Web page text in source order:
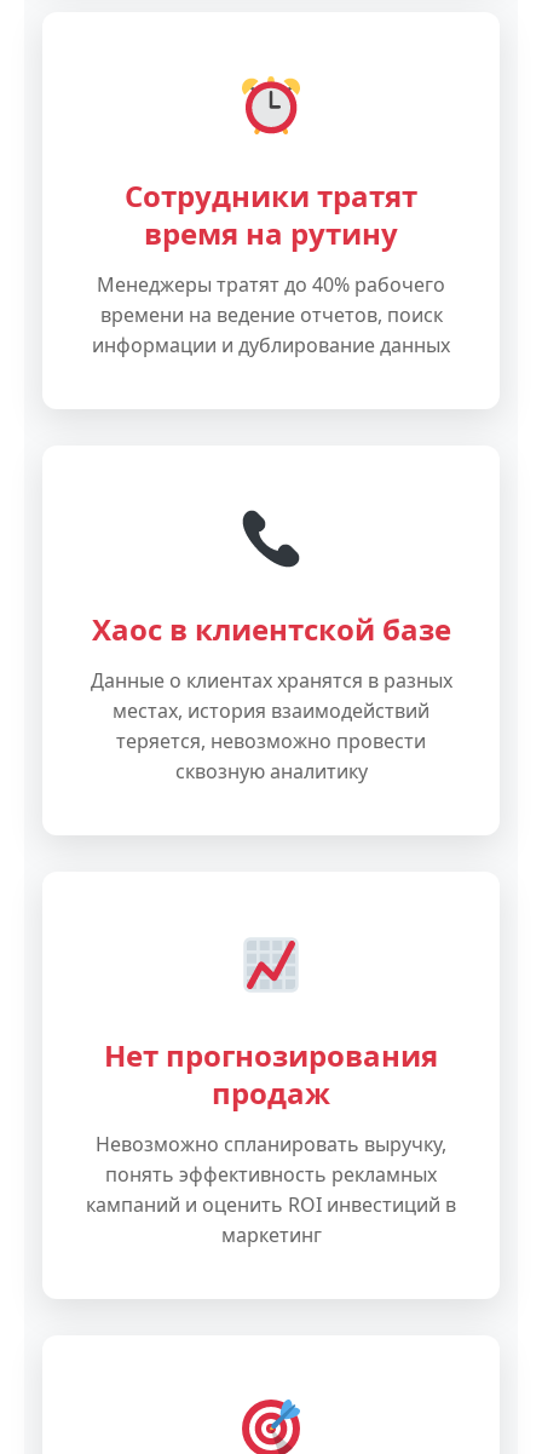
Сотрудники тратят
время на рутину
Менеджеры тратят до 40% рабочего
времени на ведение отчетов, поиск
информации и дублирование данных
Хаос в клиентской базе
Данные о клиентах хранятся в разных
местах, история взаимодействий
теряется, невозможно провести
сквозную аналитику
Нет прогнозирования
продаж
Невозможно спланировать выручку,
понять эффективность рекламных
кампаний и оценить ROI инвестиций в
маркетинг